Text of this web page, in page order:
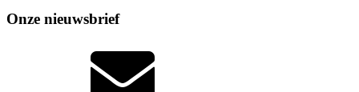
Onze nieuwsbrief